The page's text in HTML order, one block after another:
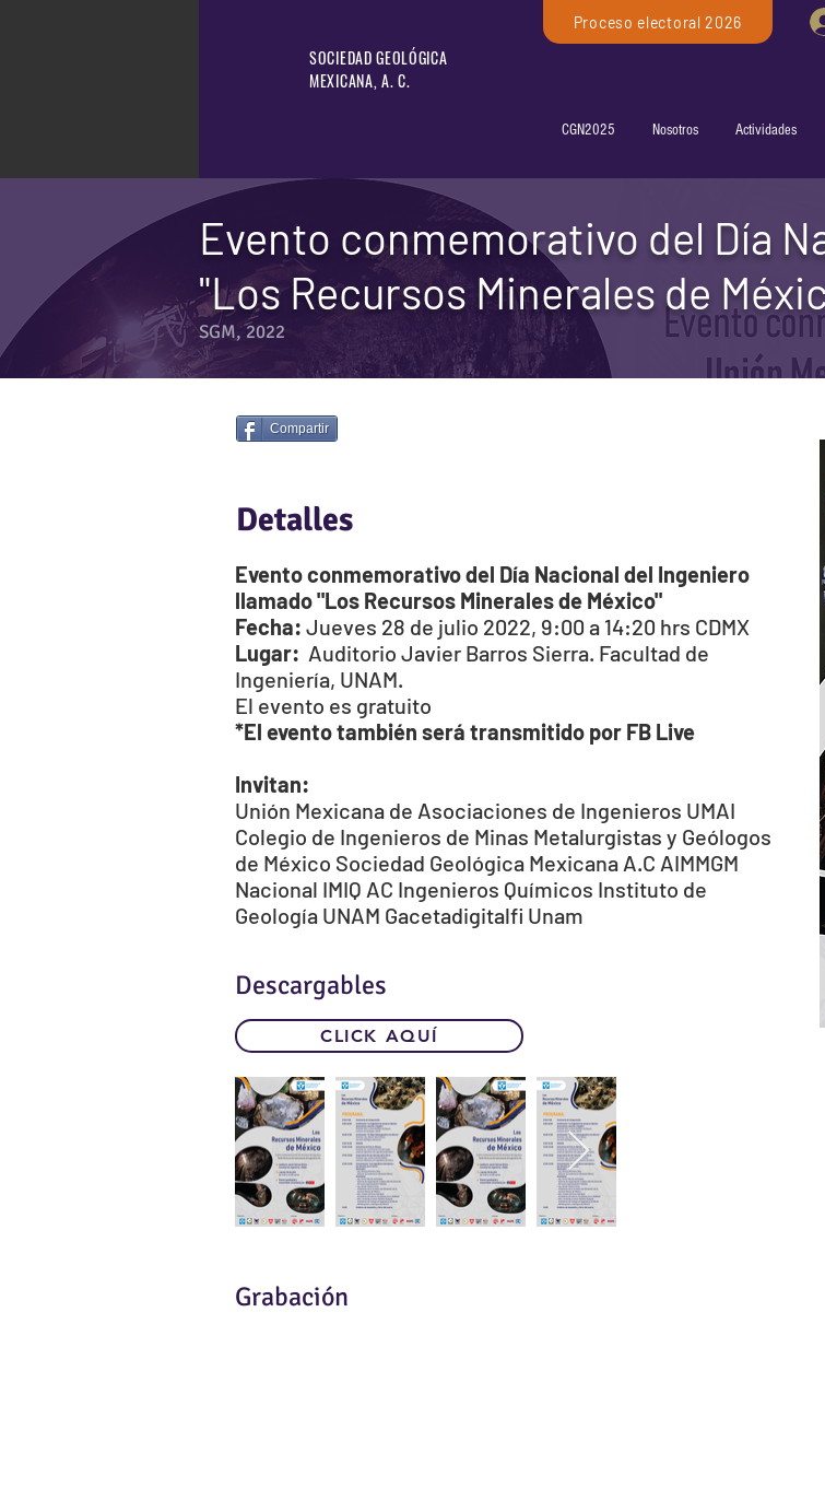
SOCIEDAD GEOLÓGICA
MEXICANA, A. C.
Proceso electoral 2026
CGN2025 Nosotros Actividades
Evento conmemorativo del Día
"Los Recursos Minerales de
SGM, 2022
Compartir
Detalles
Evento conmemorativo del Día Nacional del Ingeniero
llamado "Los Recursos Minerales de México"
Fecha: Jueves 28 de julio 2022, 9:00 a 14:20 hrs CDMX
Lugar: Auditorio Javier Barros Sierra. Facultad de
Ingeniería, UNAM.
El evento es gratuito
*El evento también será transmitido por FB Live
Invitan:
Unión Mexicana de Asociaciones de Ingenieros UMAI
Colegio de Ingenieros de Minas Metalurgistas y Geólogos
de México Sociedad Geológica Mexicana A.C AIMMGM
Nacional IMIQ AC Ingenieros Químicos Instituto de
Geología UNAM Gacetadigitalfi Unam
Descargables
CLICK AQUÍ
Grabación